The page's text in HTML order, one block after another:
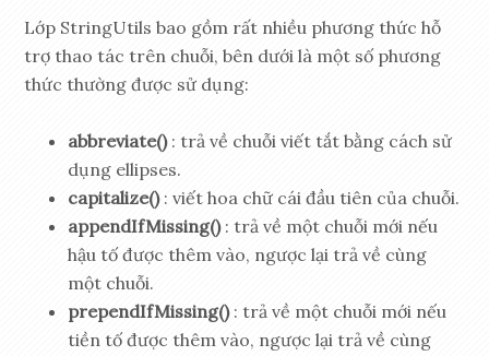
Lớp StringUtils bao gồm rất nhiều phương thức hỗ
trợ thao tác trên chuỗi, bên dưới là một số phương
thức thường được sử dụng:
abbreviate(): trả về chuỗi viết tắt bằng cách sử
dụng ellipses.
capitalize(): viết hoa chữ cái đầu tiên của chuỗi.
appendIfMissing(): trả về một chuỗi mới nếu
hậu tố được thêm vào, ngược lại trả về cùng
một chuỗi.
prependIfMissing(): trả về một chuỗi mới nếu
tiền tố được thêm vào, ngược lại trả về cùng